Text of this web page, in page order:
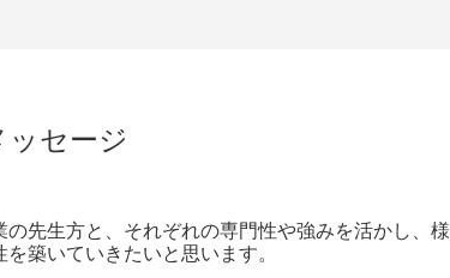
ッセージ
の先生方と、それぞれの専門性や強みを活かし、
を築いていきたいと思います。